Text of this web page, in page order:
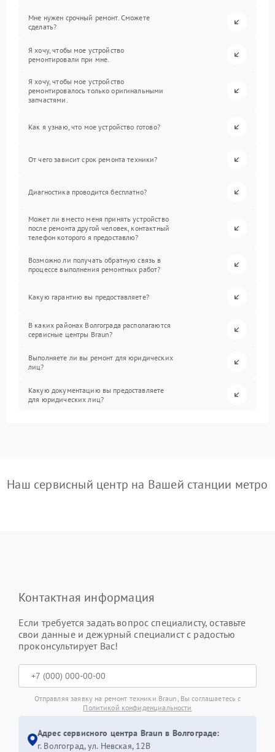
Мне нужен срочный ремонт. Сможете
сделать?
Я хочу, чтобы мое устройство
ремонтировали при мне.
Я хочу, чтобы мое устройство
ремонтировалось только оригинальными
запчастями.
Как я узнаю, что мое устройство готово?
От чего зависит срок ремонта техники?
Диагностика проводится бесплатно?
Может ли вместо меня принять устройство
после ремонта другой человек, контактный
телефон которого я предоставлю?
Возможно ли получать обратную связь в
процессе выполнения ремонтных работ?
Какую гарантию вы предоставляете?
В каких районах Волгограда располагаются
сервисные центры Braun?
Выполняете ли вы ремонт для юридических
лиц?
Какую документацию вы предоставляете
для юридических лиц?
Наш сервисный центр на Вашей станции метро
Контактная информация
Если требуется задать вопрос специалисту, оставьте
свои данные и дежурный специалист с радостью
проконсультирует Вас!
Отправляя заявку на ремонт техники Braun, Вы соглашаетесь с
Политикой конфиденциальности
Адрес сервисного центра Braun в Волгограде:
г. Волгоград, ул. Невская, 12В